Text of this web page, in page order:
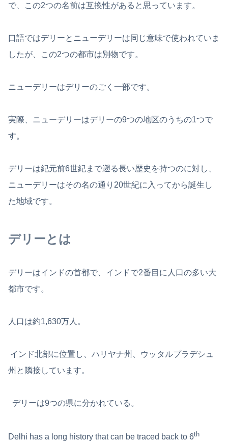
で、この2つの名前は互換性があると思っています。
口語ではデリーとニューデリーは同じ意味で使われていま
したが、この2つの都市は別物です。
ニューデリーはデリーのごく一部です。
実際、ニューデリーはデリーの9つの地区のうちの1つで
す。
デリーは紀元前6世紀まで遡る長い歴史を持つのに対し、
ニューデリーはその名の通り20世紀に入ってから誕生し
た地域です。
デリーとは
デリーはインドの首都で、インドで2番目に人口の多い大
都市です。
人口は約1,630万人。
インド北部に位置し、ハリヤナ州、ウッタルプラデシュ
州と隣接しています。
デリーは9つの県に分かれている。
Delhi has a long history that can be traced back to 6th